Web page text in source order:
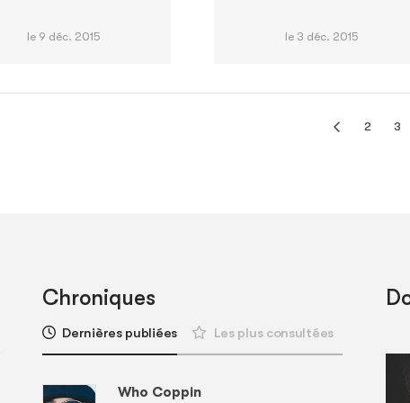
le 9 déc. 2015 le 3 déc. 2015
2 3
Chroniques
Dernières publiées Les plus consultées
Who Coppin